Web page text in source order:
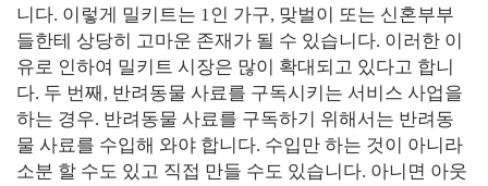
니다. 이렇게 밀키트는 1인 가구, 맞벌이 또는 신혼부부
들한테 상당히 고마운 존재가 될 수 있습니다. 이러한 이
유로 인하여 밀키트 시장은 많이 확대되고 있다고 합니
다. 두 번째 , 반려동물 사료를 구독시키는 서비스 사업을
하는 경우. 반려동물 사료를 구독하기 위해서는 반려동
물 사료를 수입해 와야 합니다. 수입만 하는 것이 아니라
소분 할 수도 있고 직접 만들 수도 있습니다. 아니면 아웃